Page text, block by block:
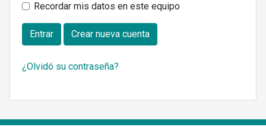
Recordar mis datos en este equipo
Entrar Crear nueva cuenta
¿Olvidó su contraseña?